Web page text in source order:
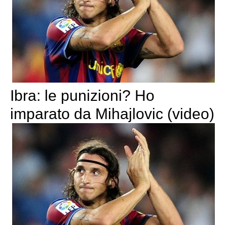
Ibra: le punizioni? Ho
imparato da Mihajlovic (video)